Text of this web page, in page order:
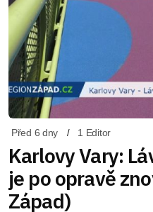
Před 6 dny 1 Editor
Karlovy Vary:
je po opravě
Západ)